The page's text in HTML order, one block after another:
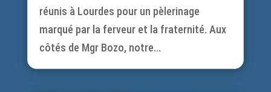
réunis à Lourdes pour un pèlerinage
marqué par la ferveur et la fraternité. Aux
côtés de Mgr Bozo, notre...